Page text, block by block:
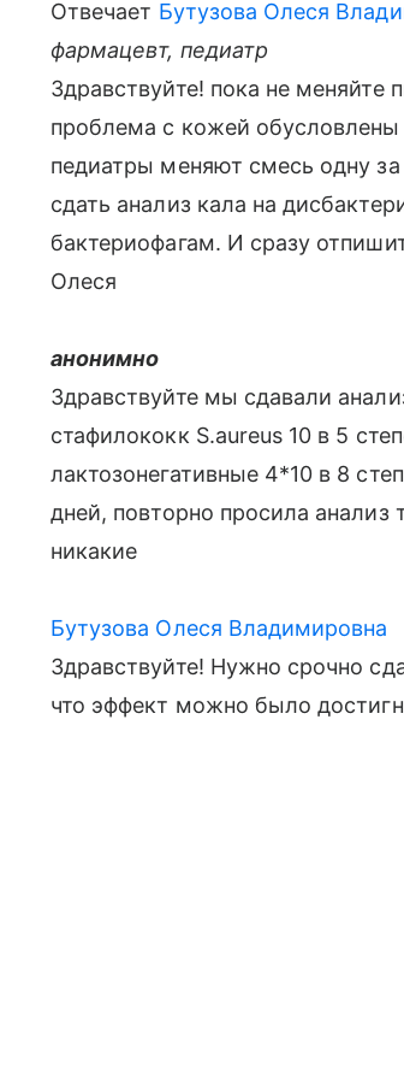
Отвечает Бутузова Олеся
фармацевт, педиатр
Здравствуйте! пока не меняйте
проблема с кожей
педиатры меняют смесь одну
сдать анализ кала на
бактериофагам. И сразу
Олеся
анонимно
Здравствуйте мы сдавали
стафилококк S.aureus 10 в 5
лактозонегативные 4*10 в 8
дней, повторно просила анализ
никакие
Бутузова Олеся Владимировна
Здравствуйте! Нужно срочно
что эффект можно было